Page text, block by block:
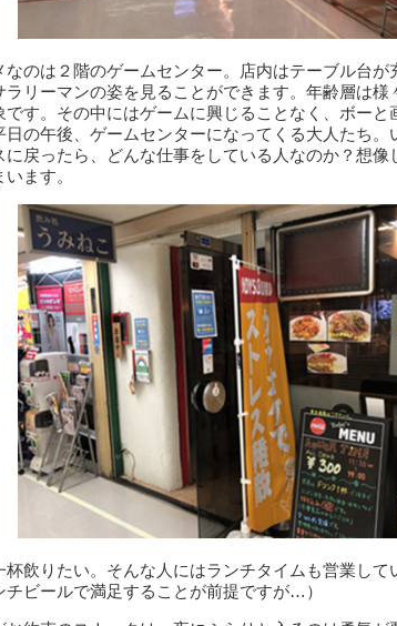
なのは２階のゲームセンター。店内はテーブル台
ラリーマンの姿を見ることができます。年齢層は様
です。その中にはゲームに興じることなく、ボーと
日の午後、ゲームセンターになってくる大人たち
に戻ったら、どんな仕事をしている人なのか？想像
ます。
飲りたい。そんな人にはランチタイムも営業して
チビールで満足することが前提ですが…）